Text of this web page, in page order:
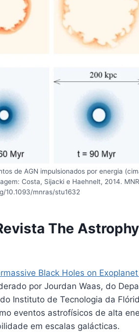
de AGN impulsionados por energia
Costa, Sijacki e Haehnelt, 2014.
10.1093/mnras/stu1632
The
Black Holes on
por Jourdan Waas, do
Instituto de Tecnologia da
eventos astrofísicos de alta
em escalas galácticas.